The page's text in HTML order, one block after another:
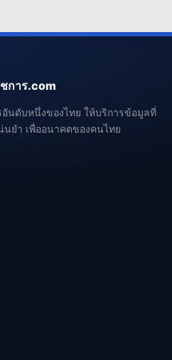
การ.com
นดับหนึ่งของไทย ให้บริการข้อมูลที่
นยำ เพื่ออนาคตของคนไทย